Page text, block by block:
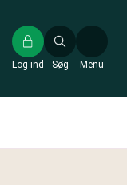
Søg
Log ind Menu